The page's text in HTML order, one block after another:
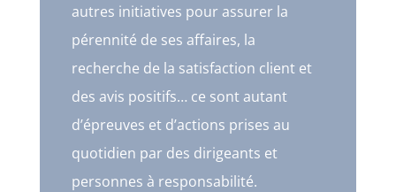
autres initiatives pour assurer la
pérennité de ses affaires, la
recherche de la satisfaction client et
des avis positifs… ce sont autant
d’épreuves et d’actions prises au
quotidien par des dirigeants et
personnes à responsabilité.